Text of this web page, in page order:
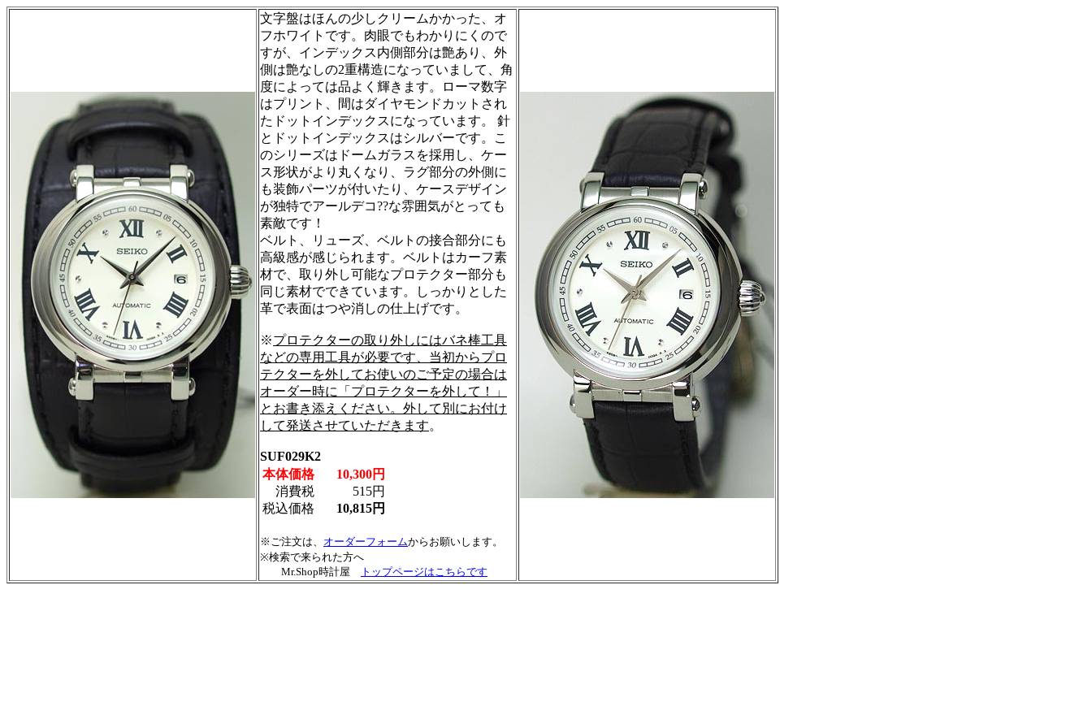
文字盤はほんの少しクリームかかった、オ
フホワイトです。肉眼でもわかりにくので
すが、インデックス内側部分は艶あり、外
側は艶なしの2重構造になっていまして、角
度によっては品よく輝きます。ローマ数字
はプリント、間はダイヤモンドカットされ
たドットインデックスになっています。 針
とドットインデックスはシルバーです。こ
のシリーズはドームガラスを採用し、ケー
ス形状がより丸くなり、ラグ部分の外側に
も装飾パーツが付いたり、ケースデザイン
が独特でアールデコ??な雰囲気がとっても
素敵です！
ベルト、リューズ、ベルトの接合部分にも
高級感が感じられます。ベルトはカーフ素
材で、取り外し可能なプロテクター部分も
同じ素材でできています。しっかりとした
革で表面はつや消しの仕上げです。
※プロテクターの取り外しにはバネ棒工具
などの専用工具が必要です、当初からプロ
テクターを外してお使いのご予定の場合は
オーダー時に「プロテクターを外して！」
とお書き添えください。外して別にお付け
して発送させていただきます。
SUF029K2
本体価格
消費税
税込価格
10,300円
515円
10,815円
※ご注文は、 オーダーフォームからお願いします。
※検索で来られた方へ
Mr.Shop時計屋
トップページはこちらです